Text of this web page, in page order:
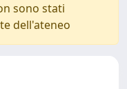
sono stati
dell'ateneo